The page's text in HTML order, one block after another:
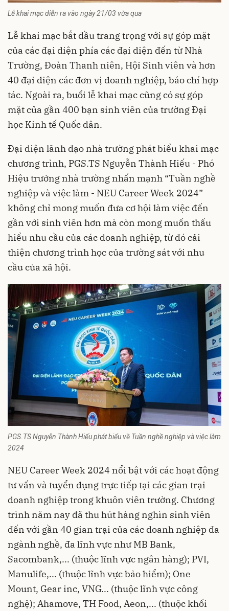
Lễ khai mạc diễn ra vào ngày 21/03 vừa qua
Lễ khai mạc bắt đầu trang trọng với sự góp mặt
của các đại diện phía các đại diện đến từ Nhà
Trường, Đoàn Thanh niên, Hội Sinh viên và hơn
40 đại diện các đơn vị doanh nghiệp, báo chí hợp
tác. Ngoài ra, buổi lễ khai mạc cũng có sự góp
mặt của gần 400 bạn sinh viên của trường Đại
học Kinh tế Quốc dân.
Đại diện lãnh đạo nhà trường phát biểu khai mạc
chương trình, PGS.TS Nguyễn Thành Hiếu - Phó
Hiệu trưởng nhà trường nhấn mạnh “Tuần nghề
nghiệp và việc làm - NEU Career Week 2024”
không chỉ mong muốn đưa cơ hội làm việc đến
gần với sinh viên hơn mà còn mong muốn thấu
hiểu nhu cầu của các doanh nghiệp, từ đó cải
thiện chương trình học của trường sát với nhu
cầu của xã hội.
PGS.TS Nguyễn Thành Hiếu phát biểu về Tuần nghề nghiệp và việc làm
2024
NEU Career Week 2024 nổi bật với các hoạt động
tư vấn và tuyển dụng trực tiếp tại các gian trại
doanh nghiệp trong khuôn viên trường. Chương
trình năm nay đã thu hút hàng nghìn sinh viên
đến với gần 40 gian trại của các doanh nghiệp đa
ngành nghề, đa lĩnh vực như MB Bank,
Sacombank,... (thuộc lĩnh vực ngân hàng); PVI,
Manulife,... (thuộc lĩnh vực bảo hiểm); One
Mount, Gear inc, VNG... (thuộc lĩnh vực công
nghệ); Ahamove, TH Food, Aeon,... (thuộc khối